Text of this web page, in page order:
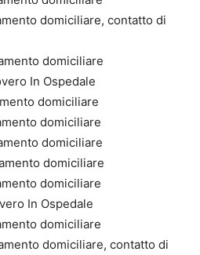
domiciliare, contatto di
domiciliare
In Ospedale
domiciliare
domiciliare
domiciliare
domiciliare
domiciliare
In Ospedale
domiciliare
domiciliare, contatto di